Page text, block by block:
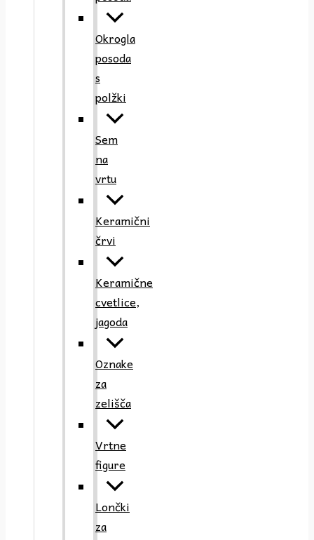
Okrogla
posoda
s
polžki
Sem
na
vrtu
Keramični
črvi
Keramične
cvetlice,
jagoda
Oznake
za
zelišča
Vrtne
figure
Lončki
za